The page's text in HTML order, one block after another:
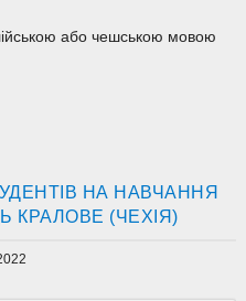
або чешською мовою
НА НАВЧАННЯ
КРАЛОВЕ (ЧЕХІЯ)